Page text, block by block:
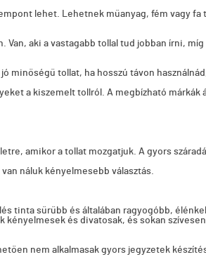
lehet. Lehetnek műanyag, fém vagy
Van, aki a vastagabb tollal tud jobban írni,
minőségű tollat, ha hosszú távon
a kiszemelt tollról. A megbízható márkák
amikor a tollat mozgatjuk. A gyors
náluk kényelmesebb választás.
tinta sűrűbb és általában ragyogóbb,
és divatosak, és sokan
nem alkalmasak gyors jegyzetek